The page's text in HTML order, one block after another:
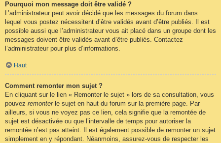
Pourquoi mon message doit être validé ?
L’administrateur peut avoir décidé que les messages du forum dans
lequel vous postez nécessitent d’être validés avant d’être publiés. Il est
possible aussi que l’administrateur vous ait placé dans un groupe dont les
messages doivent être validés avant d’être publiés. Contactez
l’administrateur pour plus d’informations.
Haut
Comment remonter mon sujet ?
En cliquant sur le lien « Remonter le sujet » lors de sa consultation, vous
pouvez remonterle sujet en haut du forum sur la première page. Par
ailleurs, si vous ne voyez pas ce lien, cela signifie que la remontée de
sujet est désactivée ou que l’intervalle de temps pour autoriser la
remontée n’est pas atteint. Il est également possible de remonter un sujet
simplement en y répondant. Néanmoins, assurez-vous de respecter les